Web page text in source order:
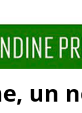
un